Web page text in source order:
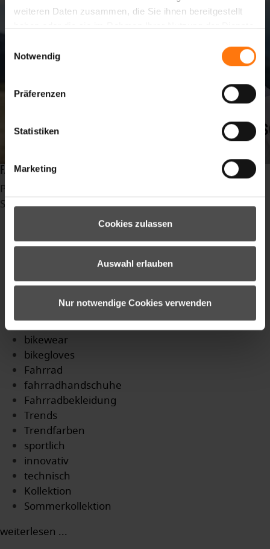
weiteren Daten zusammen, die Sie ihnen bereitgestellt
haben oder die sie im Rahmen Ihrer Nutzung der Dienste
Notwendig
Präferenzen
Statistiken
Marketing
Cookies zulassen
Auswahl erlauben
Nur notwendige Cookies verwenden
FARBTRENDS DAMEN
Publiziert in
Schlagwörter
canyouridetheline
sport
New Collection
bike
bikewear
bikegloves
Fahrrad
fahrradhandschuhe
Fahrradbekleidung
Trends
Trendfarben
sportlich
innovativ
technisch
Kollektion
Sommerkollektion
weiterlesen ...